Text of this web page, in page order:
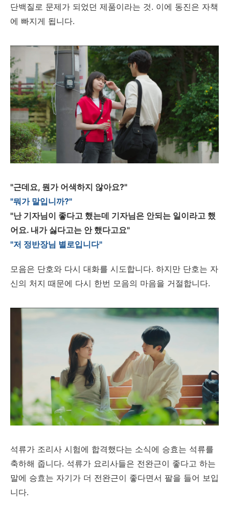
단백질로 문제가 되었던 제품이라는 것. 이에 동진은 자책
에 빠지게 됩니다.
"근데요, 뭔가 어색하지 않아요?"
"뭐가 말입니까?"
"난 기자님이 좋다고 했는데 기자님은 안되는 일이라고 했
어요. 내가 싫다고는 안 했다고요"
"저 정반장님 별로입니다"
모음은 단호와 다시 대화를 시도합니다. 하지만 단호는 자
신의 처지 때문에 다시 한번 모음의 마음을 거절합니다.
석류가 조리사 시험에 합격했다는 소식에 승효는 석류를
축하해 줍니다. 석류가 요리사들은 전완근이 좋다고 하는
말에 승효는 자기가 더 전완근이 좋다면서 팔을 들어 보입
니다.